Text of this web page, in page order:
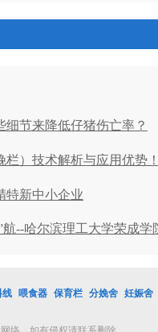
节来降低仔猪伤亡率？
）技术解析与应用优势！
特新中小企业
航--哈尔滨理工大学荣成
线 喂食器 保育栏 分娩舍 妊娠舍